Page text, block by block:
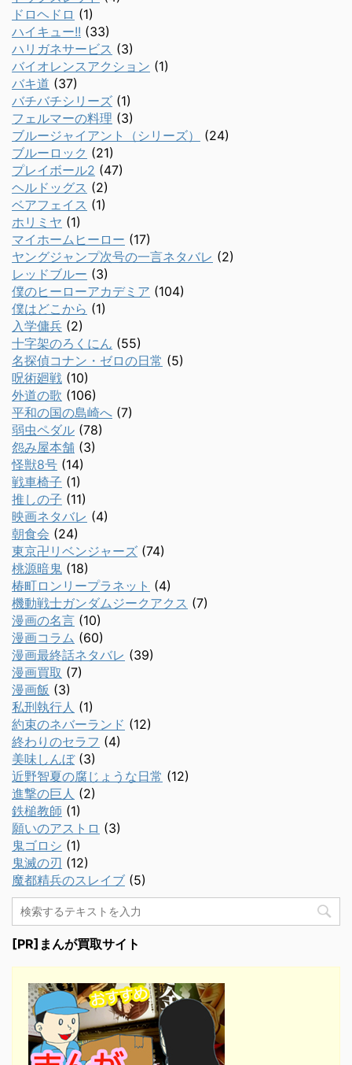
ドロヘドロ (1)
ハイキュー!! (33)
ハリガネサービス (3)
バイオレンスアクション (1)
バキ道 (37)
バチバチシリーズ (1)
フェルマーの料理 (3)
ブルージャイアント（シリーズ）
(24)
ブルーロック (21)
プレイボール2 (47)
ヘルドッグス (2)
ベアフェイス (1)
ホリミヤ (1)
マイホームヒーロー (17)
ヤングジャンプ次号の一言ネタバレ (2)
レッドブルー (3)
僕のヒーローアカデミア (104)
僕はどこから (1)
入学傭兵 (2)
十字架のろくにん (55)
名探偵コナン・ゼロの日常 (5)
呪術廻戦 (10)
外道の歌 (106)
平和の国の島崎へ (7)
弱虫ペダル (78)
怨み屋本舗 (3)
怪獣8号 (14)
戦車椅子 (1)
推しの子 (11)
映画ネタバレ (4)
朝食会 (24)
東京卍リベンジャーズ (74)
桃源暗鬼 (18)
椿町ロンリープラネット (4)
機動戦士ガンダムジークアクス (7)
漫画の名言 (10)
漫画コラム (60)
漫画最終話ネタバレ (39)
漫画買取 (7)
漫画飯 (3)
私刑執行人 (1)
約束のネバーランド (12)
終わりのセラフ (4)
美味しんぼ(3)
近野智夏の腐じょうな日常 (12)
進撃の巨人 (2)
鉄槌教師 (1)
願いのアストロ (3)
鬼ゴロシ (1)
鬼滅の刃 (12)
魔都精兵のスレイブ (5)
[PR]まんが買取サイト